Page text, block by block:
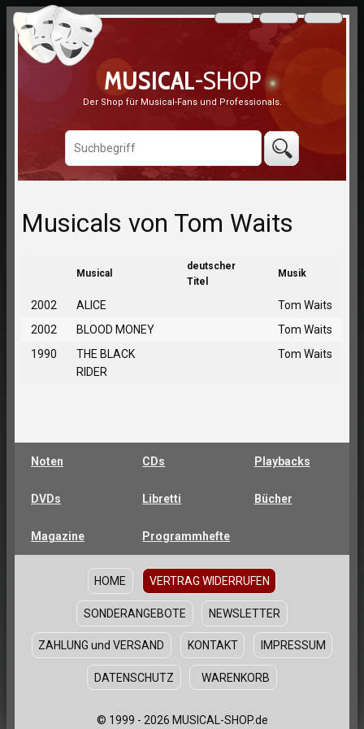
MUSICAL-SHOP
Der Shop für Musical-Fans und Professionals.
Musicals von Tom Waits
Musical
deutscher
Titel
Musik
2002 ALICE
Tom Waits
2002
BLOOD MONEY
Tom Waits
1990
THE BLACK
RIDER
Tom Waits
Noten CDs Playbacks
DVDs Libretti Bücher
Magazine Programmhefte
HOME VERTRAG WIDERRUFEN
SONDERANGEBOTE NEWSLETTER
ZAHLUNG und VERSAND KONTAKT IMPRESSUM
DATENSCHUTZ WARENKORB
© 1999 - 2026 MUSICAL-SHOP.de